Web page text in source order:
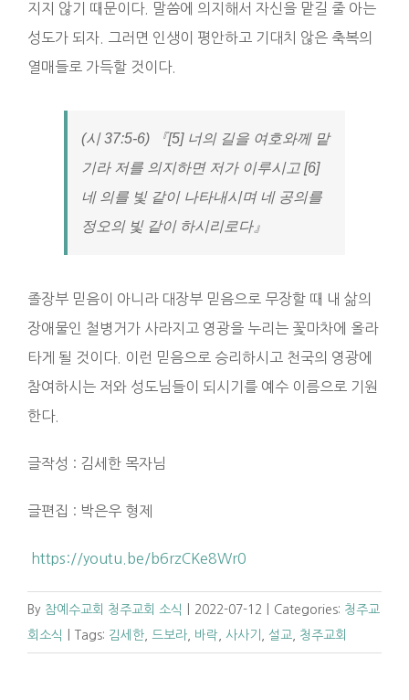
지지 않기 때문이다. 말씀에 의지해서 자신을 맡길 줄 아는
성도가 되자. 그러면 인생이 평안하고 기대치 않은 축복의
열매들로 가득할 것이다.
(시 37:5-6) 『[5] 너의 길을 여호와께 맡
기라 저를 의지하면 저가 이루시고 [6]
네 의를 빛 같이 나타내시며 네 공의를
정오의 빛 같이 하시리로다』
졸장부 믿음이 아니라 대장부 믿음으로 무장할 때 내 삶의
장애물인 철병거가 사라지고 영광을 누리는 꽃마차에 올라
타게 될 것이다. 이런 믿음으로 승리하시고 천국의 영광에
참여하시는 저와 성도님들이 되시기를 예수 이름으로 기원
한다.
글작성 : 김세한 목자님
글편집 : 박은우 형제
https://youtu.be/b6rzCKe8Wr0
By 참예수교회 청주교회 소식 2022-07-12 Categories: 청주교
회소식
Tags: 김세한 드보라 바락 사사기 설교 청주교회